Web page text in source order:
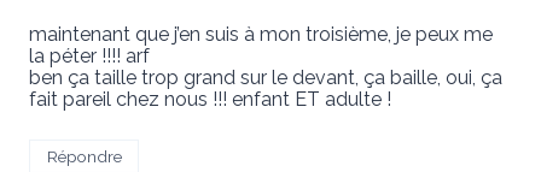
maintenant que j’en suis à mon troisième, je peux me
la péter !!!! arf
ben ça taille trop grand sur le devant, ça baille, oui, ça
fait pareil chez nous !!! enfant ET adulte !
Répondre